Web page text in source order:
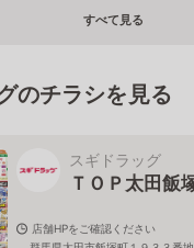
すべて見る
のチラシを見る
スギドラッグ
ＴＯＰ太田飯
店舗HPをご確認ください